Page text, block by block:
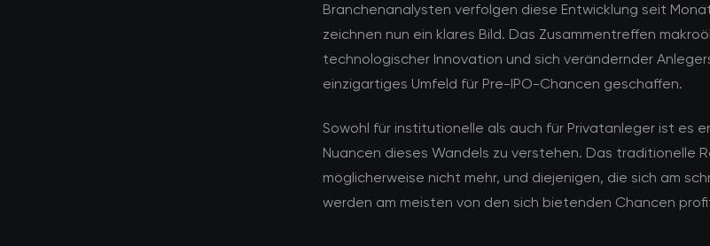
Branchenanalysten verfolgen diese Entwicklung seit
zeichnen nun ein klares Bild. Das Zusammentreffen
technologischer Innovation und sich verändernder
einzigartiges Umfeld für Pre-IPO-Chancen geschaffen.
Sowohl für institutionelle als auch für Privatanleger ist es
Nuancen dieses Wandels zu verstehen. Das traditionelle
möglicherweise nicht mehr, und diejenigen, die sich am
werden am meisten von den sich bietenden Chancen